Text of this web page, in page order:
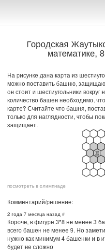
Городская
математике,
На рисунке дана карта из
можно поставить башню,
он стоит и шестиугольники
количество башен необходимо,
карте? Считайте что башня,
только для наглядности, чтобы
защищает.
посмотреть в олимпиаде
Комментарий/решение:
2 года 7 месяца назад #
Короче, в фигуре 3*8 не менее 3
всего башен не менее 9. Но
нужно как минимум 4 башенки и в
будет не сложно